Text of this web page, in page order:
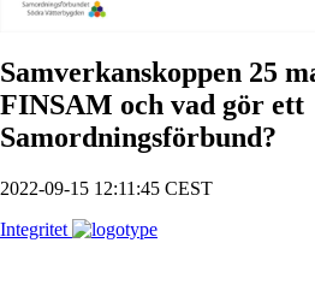
Samverkanskoppen 25
FINSAM och vad gör ett
Samordningsförbund?
2022-09-15 12:11:45 CEST
Integritet